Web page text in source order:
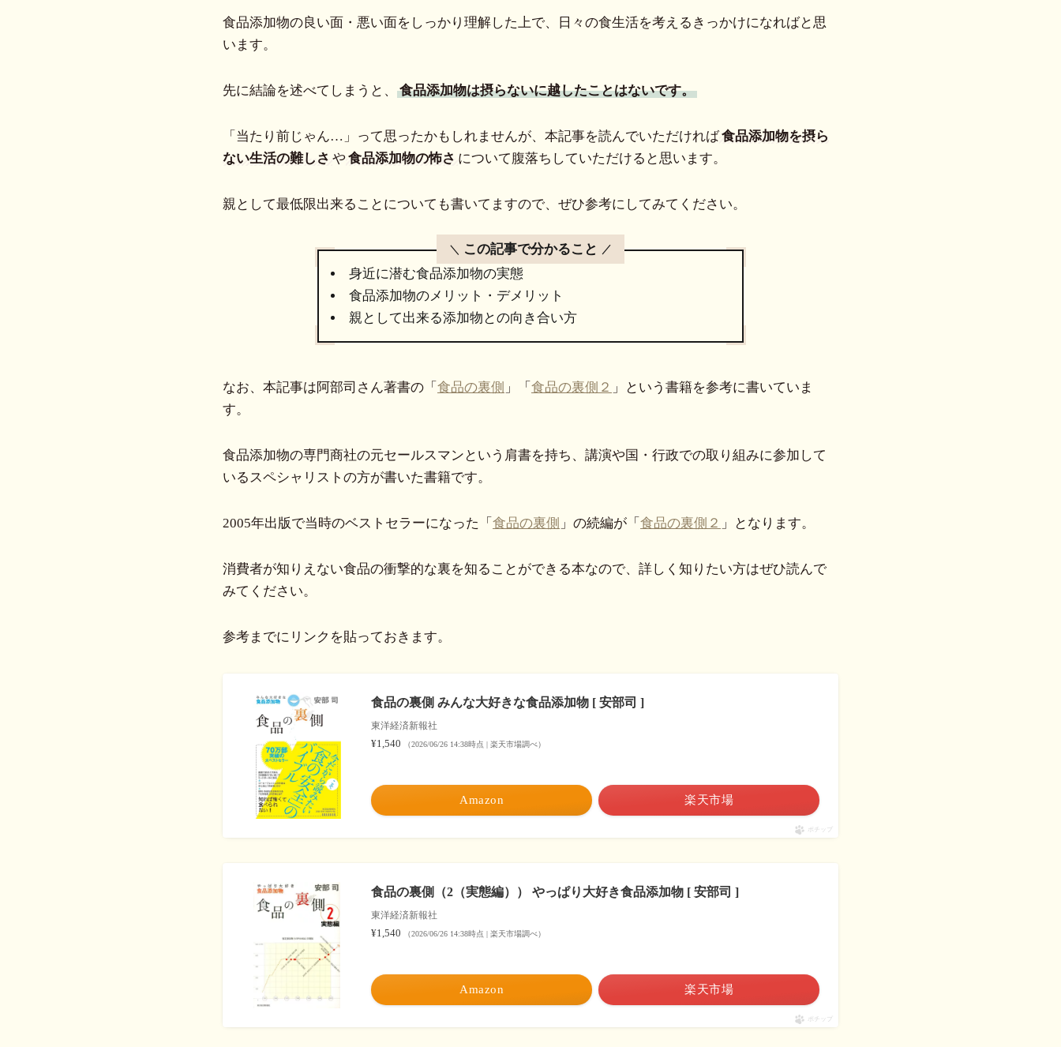
食品添加物の良い面・悪い面をしっかり理解した上で、日々の食生活を考えるきっかけになればと思
います。
先に結論を述べてしまうと、 食品添加物は摂らないに越したことはないです。
「当たり前じゃん…」って思ったかもしれませんが、本記事を読んでいただければ食品添加物を摂ら
ない生活の難しさ や食品添加物の怖さ について腹落ちしていただけると思います。
親として最低限出来ることについても書いてますので、ぜひ参考にしてみてください。
この記事で分かること
身近に潜む食品添加物の実態
食品添加物のメリット・デメリット
親として出来る添加物との向き合い方
なお、本記事は阿部司さん著書の「 食品の裏側 」「 食品の裏側２ 」という書籍を参考に書いていま
す。
食品添加物の専門商社の元セールスマンという肩書を持ち、講演や国・行政での取り組みに参加して
いるスペシャリストの方が書いた書籍です。
2005年出版で当時のベストセラーになった「 食品の裏側 」の続編が「 食品の裏側２ 」となります。
消費者が知りえない食品の衝撃的な裏を知ることができる本なので、詳しく知りたい方はぜひ読んで
みてください。
参考までにリンクを貼っておきます。
食品の裏側 みんな大好きな食品添加物 [ 安部司 ]
東洋経済新報社
¥1,540 （2026/06/26 14:38時点 | 楽天市場調べ）
Amazon 楽天市場
ポチップ
食品の裏側（2（実態編）） やっぱり大好き食品添加物 [ 安部司 ]
東洋経済新報社
¥1,540 （2026/06/26 14:38時点 | 楽天市場調べ）
Amazon 楽天市場
ポチップ